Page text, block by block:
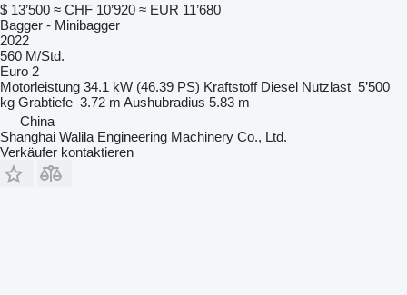
$ 13’500 ≈ CHF 10’920 ≈ EUR 11’680
Bagger - Minibagger
2022
560 M/Std.
Euro 2
Motorleistung 34.1 kW (46.39 PS) Kraftstoff Diesel Nutzlast 5’500
kg Grabtiefe 3.72 m Aushubradius 5.83 m
China
Shanghai Walila Engineering Machinery Co., Ltd.
Verkäufer kontaktieren